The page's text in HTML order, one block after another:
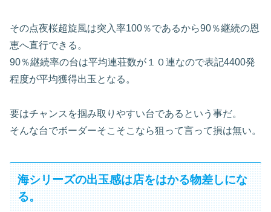
その点夜桜超旋風は突入率100％であるから90％継続の恩
恵へ直行できる。
90％継続率の台は平均連荘数が１０連なので表記4400発
程度が平均獲得出玉となる。
要はチャンスを掴み取りやすい台であるという事だ。
そんな台でボーダーそこそこなら狙って言って損は無い。
海シリーズの出玉感は店をはかる物差しにな
る。